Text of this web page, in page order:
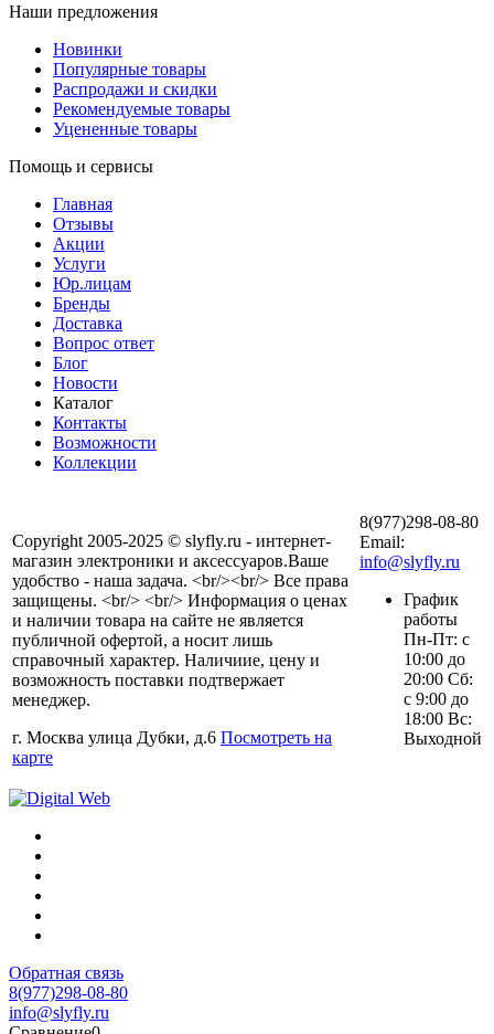
Наши предложения
Новинки
Популярные товары
Распродажи и скидки
Рекомендуемые товары
Уцененные товары
Помощь и сервисы
Главная
Отзывы
Акции
Услуги
Юр.лицам
Бренды
Доставка
Вопрос ответ
Блог
Новости
Каталог
Контакты
Возможности
Коллекции
Copyright 2005-2025 © slyfly.ru - интернет-
магазин электроники и аксессуаров.Ваше
удобство - наша задача. <br/><br/> Все права
защищены. <br/> <br/> Информация о ценах
и наличии товара на сайте не является
публичной офертой, а носит лишь
справочный характер. Наличиие, цену и
возможность поставки подтвержает
менеджер.
г. Москва улица Дубки, д.6 Посмотреть на
карте
8(977)298-08-80
Email:
info@slyfly.ru
График
работы
Пн-Пт: с
10:00 до
20:00 Сб:
с 9:00 до
18:00 Вс:
Выходной
Обратная связь
8(977)298-08-80
info@slyfly.ru